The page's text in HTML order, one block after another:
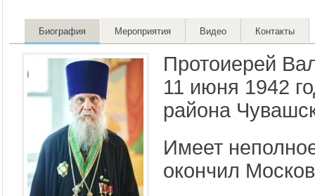
Биография Мероприятия Видео Контакты
Протоиерей
11 июня 1942
района
Имеет
окончил